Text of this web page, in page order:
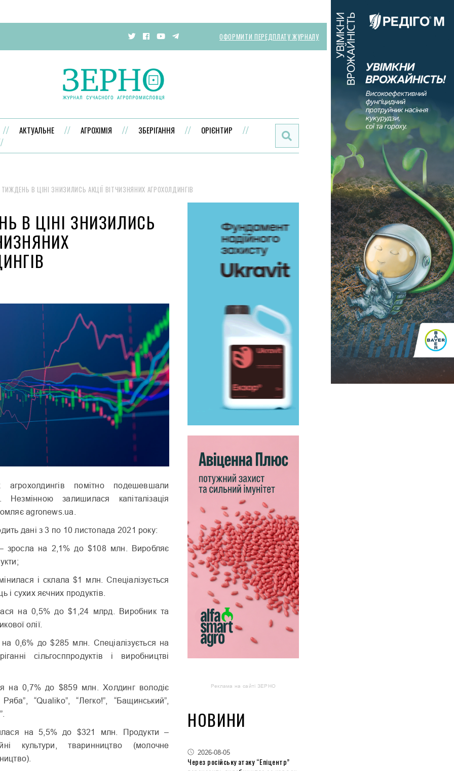
ОФОРМИТИ ПЕРЕДПЛАТУ ЖУРНАЛУ
АКТУАЛЬНЕ АГРОХІМІЯ ЗБЕРІГАННЯ ОРІЄНТИР
В ЦІНІ ЗНИЗИЛИСЬ АКЦІЇ ВІТЧИЗНЯНИХ АГРОХОЛДИНГІВ
В ЦІНІ ЗНИЗИЛИСЬ
агрохолдингів помітно подешевшали
залишилася капіталізація
agronews.ua.
дані з 3 по 10 листопада 2021 року:
зросла на 2,1% до $108 млн. Виробляє
і склала $1 млн. Спеціалізується
і сухих яєчних продуктів.
на 0,5% до $1,24 млрд. Виробник та
олії.
на 0,6% до $285 млн. Спеціалізується на
сільгосппродуктів і виробництві
на 0,7% до $859 млн. Холдинг володіє
“Qualiko”, “Легко!”, “Бащинський”,
на 5,5% до $321 млн. Продукти –
культури, тваринництво (молочне
Реклама на сайті ЗЕРНО
НОВИНИ
2026-08-05
Через російську атаку “Епіцентр”